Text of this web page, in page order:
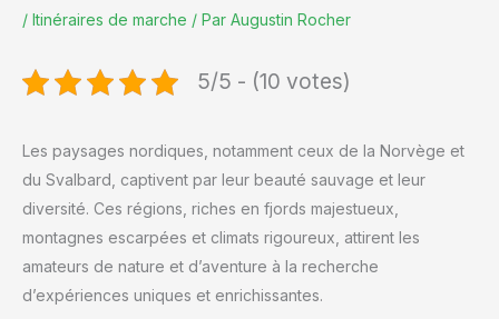
/ Itinéraires de marche / Par Augustin Rocher
5/5 - (10 votes)
Les paysages nordiques, notamment ceux de la Norvège et
du Svalbard, captivent par leur beauté sauvage et leur
diversité. Ces régions, riches en fjords majestueux,
montagnes escarpées et climats rigoureux, attirent les
amateurs de nature et d’aventure à la recherche
d’expériences uniques et enrichissantes.